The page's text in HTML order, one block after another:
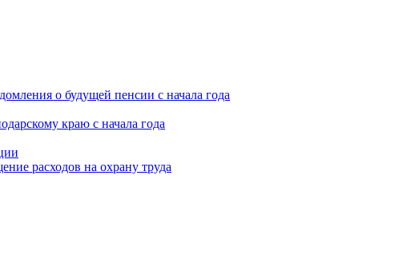
о будущей пенсии с начала года
краю с начала года
расходов на охрану труда